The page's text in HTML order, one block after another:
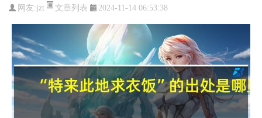
网友:jzt 文章列表 2024-11-14 06:53:38